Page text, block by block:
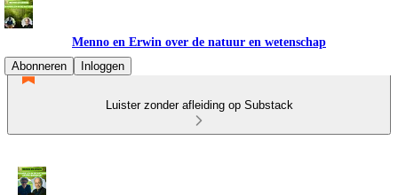
Menno en Erwin over de natuur en wetenschap
Abonneren
Inloggen
Luister zonder afleiding op Substack